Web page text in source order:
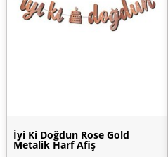
İyi Ki Doğdun Rose Gold
Metalik Harf Afiş